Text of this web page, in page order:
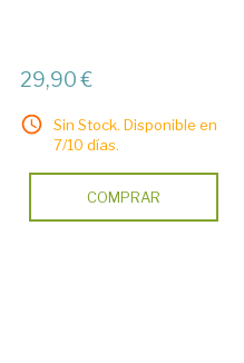
29,90 €
Sin Stock. Disponible en
7/10 días.
COMPRAR